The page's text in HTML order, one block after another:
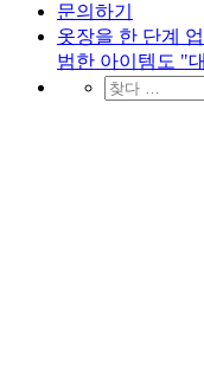
문의하기
옷장을 한 단계
범한 아이템도 "